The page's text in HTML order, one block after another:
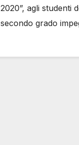
2020”, agli studenti
secondo grado